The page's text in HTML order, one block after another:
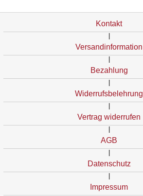
Kontakt
Versandinformation
Bezahlung
Widerrufsbelehrung
Vertrag widerrufen
AGB
Datenschutz
Impressum